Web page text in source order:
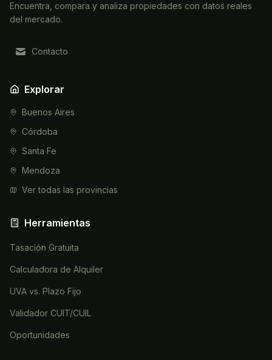
Encuentra, compara y analiza propiedades con datos reales
del mercado.
Contacto
Explorar
Buenos Aires
Córdoba
Santa Fe
Mendoza
Ver todas las provincias
Herramientas
Tasación Gratuita
Calculadora de Alquiler
UVA vs. Plazo Fijo
Validador CUIT/CUIL
Oportunidades